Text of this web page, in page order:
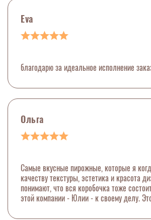
Eva
благодарю за идеальное исполнение
Ольга
Самые вкусные пирожные, которые я
качеству текстуры, эстетика и красота
понимают, что вся коробочка тоже
этой компании - Юлии - к своему делу.